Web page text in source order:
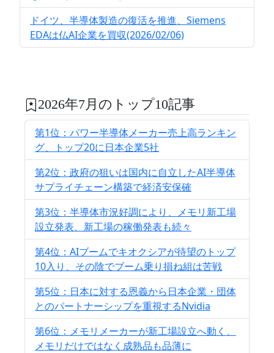
ドイツ、半導体製造の復活を推進、Siemens
EDAは仏AI企業を買収(2026/02/06)
2026年7月のトップ10記事
第1位：パワー半導体メーカー売上高ランキン
グ、トップ20に日本企業5社
第2位：政府の狙いは国内に自立したAI半導体
サプライチェーン構築で経済安保確
第3位：半導体市況好調により、メモリ新工場
設立発表、新工場の稼働発表も続々
第4位：AIブームでキオクシアが待望のトップ
10入り、その陰でブーム乗り損ね組は苦戦
第5位：日本に対する恩義から日本企業・団体
とのパートナーシップを重視するNvidia
第6位：メモリメーカーが新工場設立へ動く、
メモリだけではなく成熟品も品薄に